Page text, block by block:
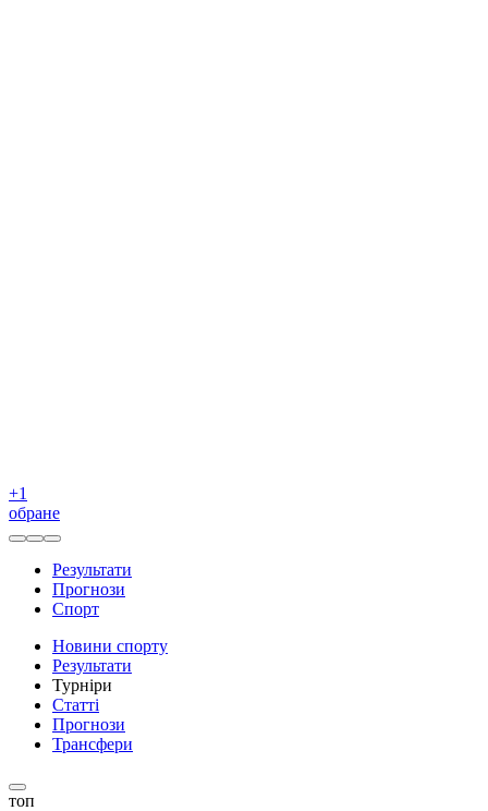
+1
обране
Результати
Прогнози
Спорт
Новини спорту
Результати
Турніри
Статті
Прогнози
Трансфери
топ